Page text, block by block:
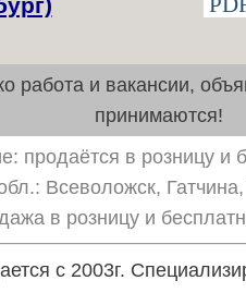
работа и вакансии,
принимаются!
продаётся в розницу и
Всеволожск,
в розницу и
с 2003г.